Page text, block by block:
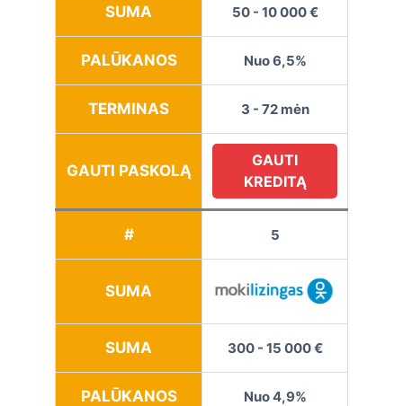
SUMA 50 - 10 000 €
PALŪKANOS Nuo 6,5%
TERMINAS 3 - 72 mėn
GAUTI PASKOLĄ
GAUTI
KREDITĄ
# 5
SUMA
SUMA 300 - 15 000 €
PALŪKANOS Nuo 4,9%